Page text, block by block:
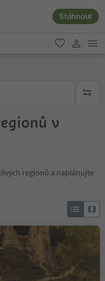
Stáhnout
oblíbené
brak
v
regionů a naplánujte
of Hauenstein